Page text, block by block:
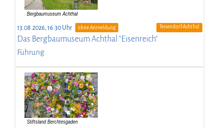
13.08.2026, 16:30 Uhr ohne Anmeldung Teisendorf-Achthal
Das Bergbaumuseum Achthal "Eisenreich"
Führung